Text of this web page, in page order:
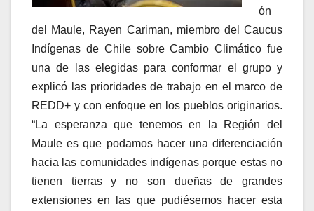
ón
del Maule, Rayen Cariman, miembro del Caucus
Indígenas de Chile sobre Cambio Climático fue
una de las elegidas para conformar el grupo y
explicó las prioridades de trabajo en el marco de
REDD+ y con enfoque en los pueblos originarios.
“La esperanza que tenemos en la Región del
Maule es que podamos hacer una diferenciación
hacia las comunidades indígenas porque estas no
tienen tierras y no son dueñas de grandes
extensiones en las que pudiésemos hacer esta